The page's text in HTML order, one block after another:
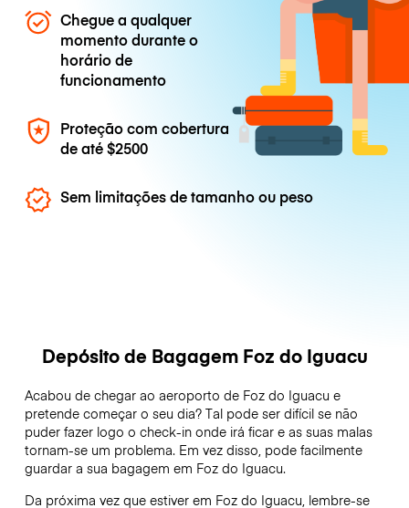
Chegue a qualquer
momento durante o
horário de
funcionamento
Proteção com cobertura
de até$2500
Sem limitações de tamanho ou peso
Depósito de Bagagem Foz do Iguacu
Acabou de chegar ao aeroporto de Foz do Iguacu e
pretende começar o seu dia? Tal pode ser difícil se não
puder fazer logo o check-in onde irá ficar e as suas malas
tornam-se um problema. Em vez disso, pode facilmente
guardar a sua bagagem em Foz do Iguacu.
Da próxima vez que estiver em Foz do Iguacu, lembre-se